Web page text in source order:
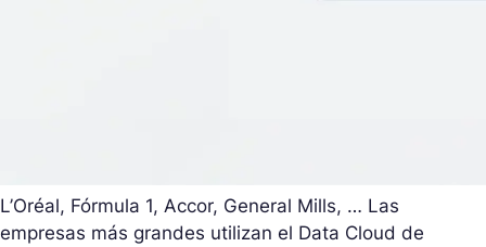
L’Oréal, Fórmula 1, Accor, General Mills, … Las
empresas más grandes utilizan el Data Cloud de